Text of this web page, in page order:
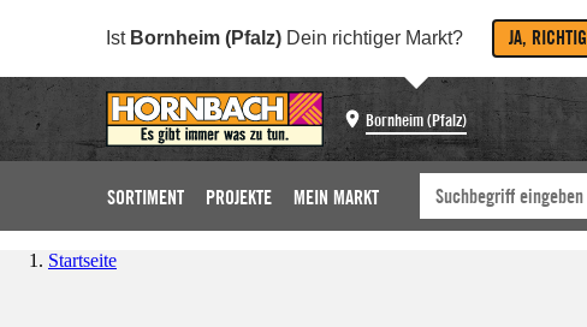
Ist Bornheim (Pfalz) Dein richtiger Markt? JA, RICHTIG
Bornheim (Pfalz)
SORTIMENT PROJEKTE MEIN MARKT
Startseite